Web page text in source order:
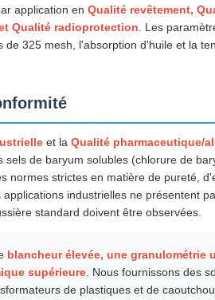
application en Qualité revêtement,
Qualité radioprotection . Les
325 mesh, l'absorption d'huile et la
et la Qualité pharmaceutique/
de baryum solubles (chlorure de
normes strictes en matière de pureté,
industrielles ne présentent
standard doivent être observées.
blancheur élevée, une granulométrie
supérieure . Nous fournissons des
de plastiques et de